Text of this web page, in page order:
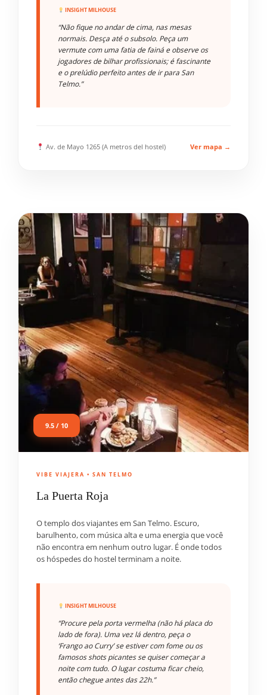
INSIGHT MILHOUSE
“Não fique no andar de cima, nas mesas
normais. Desça até o subsolo. Peça um
vermute com uma fatia de fainá e observe os
jogadores de bilhar profissionais; é fascinante
e o prelúdio perfeito antes de ir para San
Telmo.”
Av. de Mayo 1265 (A metros del hostel) Ver mapa →
9.5 / 10
VIBE VIAJERA • SAN TELMO
La Puerta Roja
O templo dos viajantes em San Telmo. Escuro,
barulhento, com música alta e uma energia que você
não encontra em nenhum outro lugar. É onde todos
os hóspedes do hostel terminam a noite.
INSIGHT MILHOUSE
“Procure pela porta vermelha (não há placa do
lado de fora). Uma vez lá dentro, peça o
‘Frango ao Curry’ se estiver com fome ou os
famosos shots picantes se quiser começar a
noite com tudo. O lugar costuma ficar cheio,
então chegue antes das 22h.”